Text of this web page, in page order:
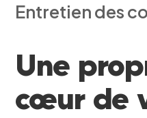
Entretien des
Une
cœur de